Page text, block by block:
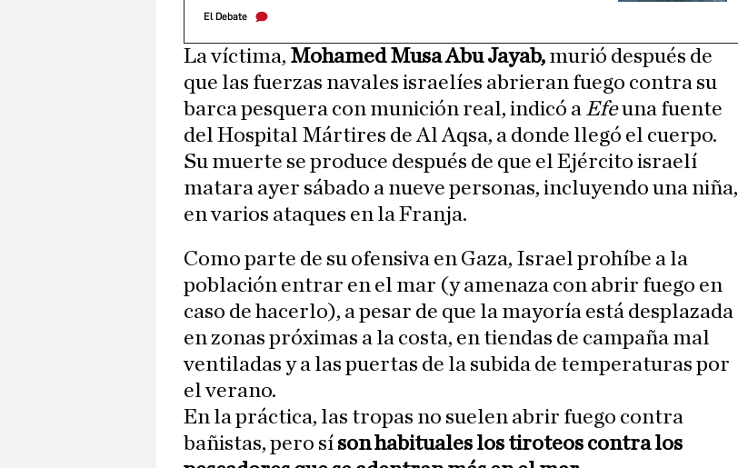
El Debate
La víctima, Mohamed Musa Abu Jayab, murió después de
que las fuerzas navales israelíes abrieran fuego contra su
barca pesquera con munición real, indicó a Efeuna fuente
del Hospital Mártires de Al Aqsa, a donde llegó el cuerpo.
Su muerte se produce después de que el Ejército israelí
matara ayer sábado a nueve personas, incluyendo una niña,
en varios ataques en la Franja.
Como parte de su ofensiva en Gaza, Israel prohíbe a la
población entrar en el mar (y amenaza con abrir fuego en
caso de hacerlo), a pesar de que la mayoría está desplazada
en zonas próximas a la costa, en tiendas de campaña mal
ventiladas y a las puertas de la subida de temperaturas por
el verano.
En la práctica, las tropas no suelen abrir fuego contra
bañistas, pero sí son habituales los tiroteos contra los